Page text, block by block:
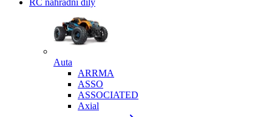
RC náhradní díly
Auta
ARRMA
ASSO
ASSOCIATED
Axial